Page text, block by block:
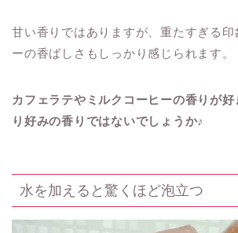
甘い香りではありますが、重たすぎる印
ーの香ばしさもしっかり感じられます。
カフェラテやミルクコーヒーの香りが
り好みの香りではないでしょうか♪
水を加えると驚くほど泡立つ